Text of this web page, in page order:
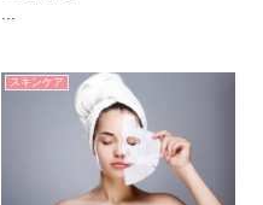
スキンケア